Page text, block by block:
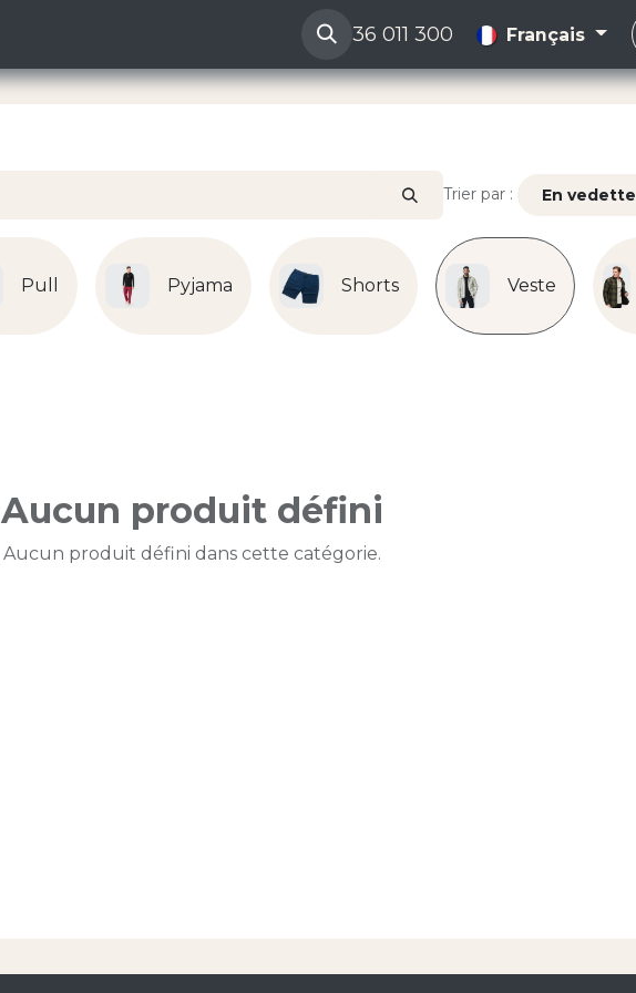
36 011 300 Français
Trier par : En vedette
Pull Pyjama Shorts Veste
Aucun produit défini
Aucun produit défini dans cette catégorie.